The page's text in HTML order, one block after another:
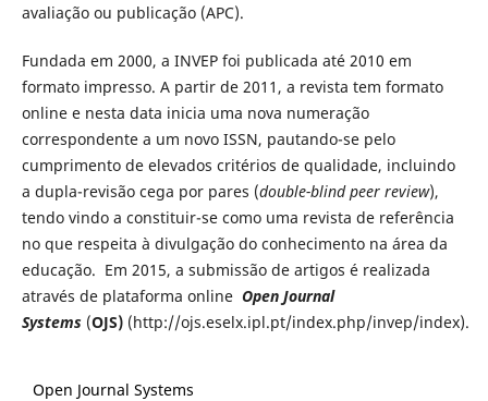
avaliação ou publicação (APC).
Fundada em 2000, a INVEP foi publicada até 2010 em
formato impresso. A partir de 2011, a revista tem formato
online e nesta data inicia uma nova numeração
correspondente a um novo ISSN, pautando-se pelo
cumprimento de elevados critérios de qualidade, incluindo
a dupla-revisão cega por pares (double-blind peer review),
tendo vindo a constituir-se como uma revista de referência
no que respeita à divulgação do conhecimento na área da
educação. Em 2015, a submissão de artigos é realizada
através de plataforma online Open Journal
Systems(OJS)(http://ojs.eselx.ipl.pt/index.php/invep/index).
Open Journal Systems